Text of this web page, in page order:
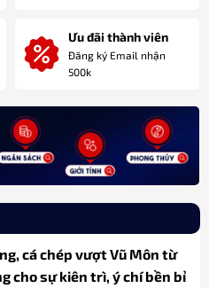
Ưu đãi thành viên
Đăng ký Email nhận
500k
cá chép vượt Vũ Môn từ
cho sự kiên trì, ý chí bền bỉ